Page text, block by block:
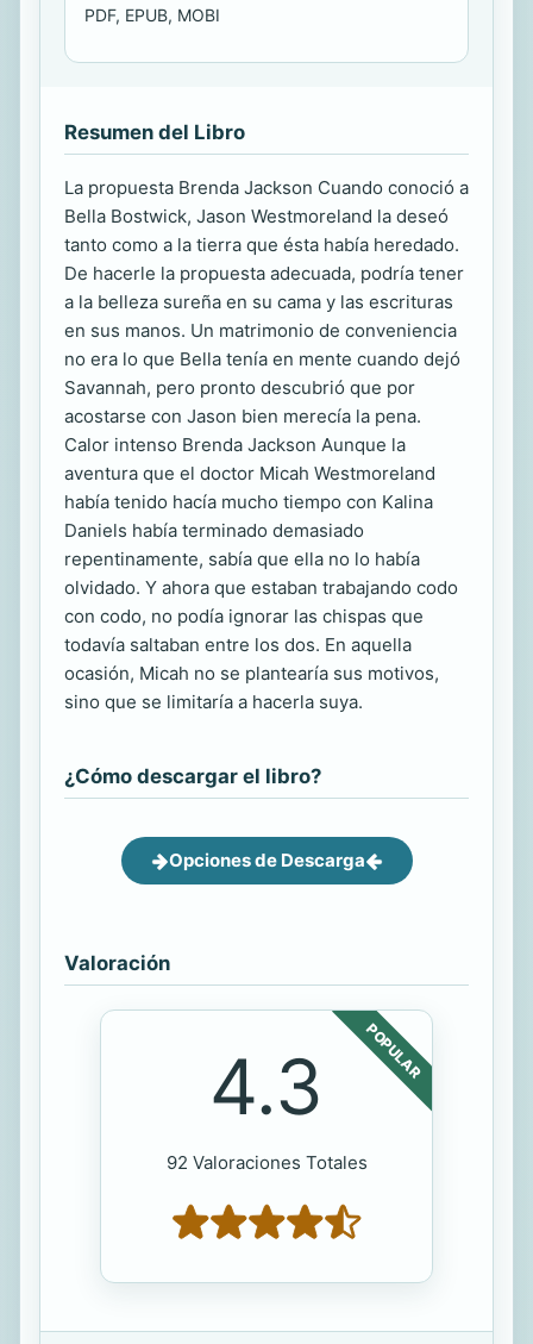
PDF, EPUB, MOBI
Resumen del Libro
La propuesta Brenda Jackson Cuando conoció a
Bella Bostwick, Jason Westmoreland la deseó
tanto como a la tierra que ésta había heredado.
De hacerle la propuesta adecuada, podría tener
a la belleza sureña en su cama y las escrituras
en sus manos. Un matrimonio de conveniencia
no era lo que Bella tenía en mente cuando dejó
Savannah, pero pronto descubrió que por
acostarse con Jason bien merecía la pena.
Calor intenso Brenda Jackson Aunque la
aventura que el doctor Micah Westmoreland
había tenido hacía mucho tiempo con Kalina
Daniels había terminado demasiado
repentinamente, sabía que ella no lo había
olvidado. Y ahora que estaban trabajando codo
con codo, no podía ignorar las chispas que
todavía saltaban entre los dos. En aquella
ocasión, Micah no se plantearía sus motivos,
sino que se limitaría a hacerla suya.
¿Cómo descargar el libro?
Opciones de Descarga
Valoración
POPULAR
4.3
92 Valoraciones Totales